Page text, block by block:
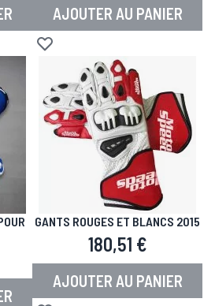
AJOUTER AU PANIER
Ajouter à la liste d'achats
GANTS ROUGES ET BLANCS 2015
180,51 €
AJOUTER AU PANIER